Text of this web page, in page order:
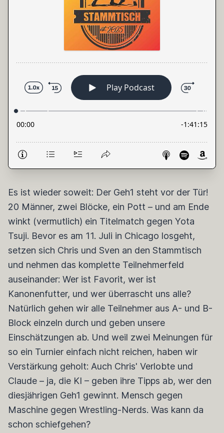
Es ist wieder soweit: Der Geh1 steht vor der Tür!
20 Männer, zwei Blöcke, ein Pott – und am Ende
winkt (vermutlich) ein Titelmatch gegen Yota
Tsuji. Bevor es am 11. Juli in Chicago losgeht,
setzen sich Chris und Sven an den Stammtisch
und nehmen das komplette Teilnehmerfeld
auseinander: Wer ist Favorit, wer ist
Kanonenfutter, und wer überrascht uns alle?
Natürlich gehen wir alle Teilnehmer aus A- und B-
Block einzeln durch und geben unsere
Einschätzungen ab. Und weil zwei Meinungen für
so ein Turnier einfach nicht reichen, haben wir
Verstärkung geholt: Auch Chris' Verlobte und
Claude – ja, die KI – geben ihre Tipps ab, wer den
diesjährigen Geh1 gewinnt. Mensch gegen
Maschine gegen Wrestling-Nerds. Was kann da
schon schiefgehen?